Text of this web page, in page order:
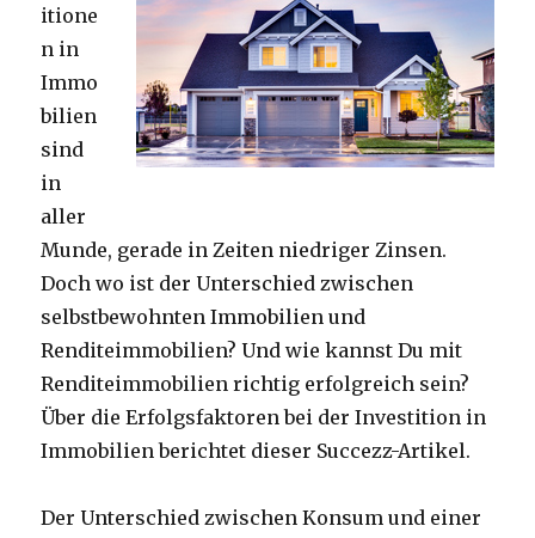
itione
n in
Immo
bilien
sind
in
aller
Munde, gerade in Zeiten niedriger Zinsen.
Doch wo ist der Unterschied zwischen
selbstbewohnten Immobilien und
Renditeimmobilien? Und wie kannst Du mit
Renditeimmobilien richtig erfolgreich sein?
Über die Erfolgsfaktoren bei der Investition in
Immobilien berichtet dieser Succezz-Artikel.
Der Unterschied zwischen Konsum und einer